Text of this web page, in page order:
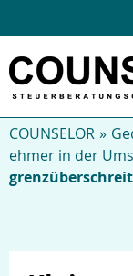
COUNSELOR
ehmer in der